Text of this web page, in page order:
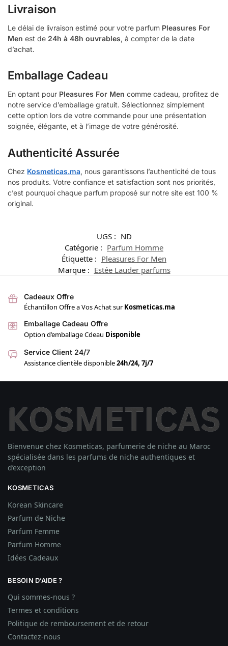
Livraison
Le délai de livraison estimé pour votre parfum Pleasures For
Men est de 24h à 48h ouvrables, à compter de la date
d’achat.
Emballage Cadeau
En optant pour Pleasures For Men comme cadeau, profitez de
notre service d’emballage gratuit. Sélectionnez simplement
cette option lors de votre commande pour une présentation
soignée, élégante, et à l’image de votre générosité.
Authenticité Assurée
Chez Kosmeticas.ma, nous garantissons l’authenticité de tous
nos produits. Votre confiance et satisfaction sont nos priorités,
c’est pourquoi chaque parfum proposé sur notre site est 100 %
original.
UGS : ND
Catégorie : Parfum Homme
Étiquette : Pleasures For Men
Marque : Estée Lauder parfums
Cadeaux Offre
Échantillon Offre a Vos Achat surKosmeticas.ma
Emballage Cadeau Offre
Option d’emballage Cdeau Disponible
Service Client 24/7
Assistance clientèle disponible24h/24, 7j/7
Bienvenue chez Kosmeticas, parfumerie de niche au Maroc
spécialisée dans les parfums de niche authentiques et
d’exception
KOSMETICAS
Korean Skincare
Parfum de Niche
Parfum Femme
Parfum Homme
Idées Cadeaux
BESOIN D’AIDE ?
Qui sommes-nous ?
Termes et conditions
Politique de remboursement et de retour
Contactez-nous